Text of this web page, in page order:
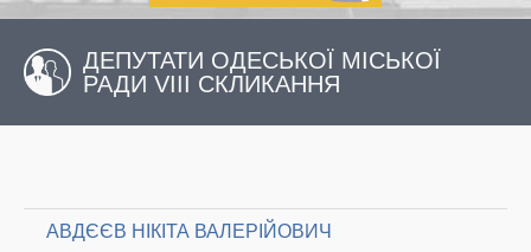
ДЕПУТАТИ ОДЕСЬКОЇ МІСЬКОЇ
РАДИ VIII СКЛИКАННЯ
АВДЄЄВ НІКІТА ВАЛЕРІЙОВИЧ